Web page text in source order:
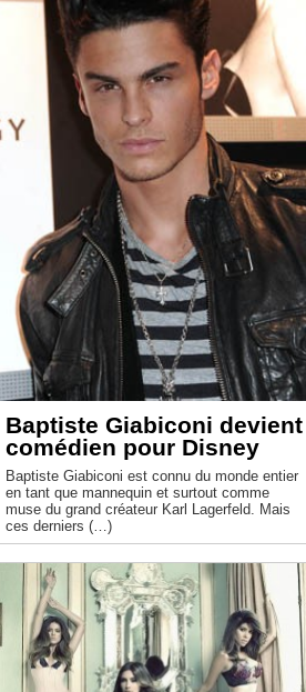
Baptiste Giabiconi devient
comédien pour Disney
Baptiste Giabiconi est connu du monde entier
en tant que mannequin et surtout comme
muse du grand créateur Karl Lagerfeld. Mais
ces derniers (…)